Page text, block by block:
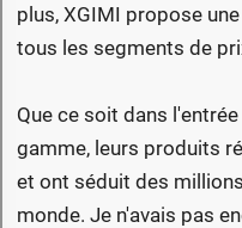
plus, XGIMI propose
tous les segments de
Que ce soit dans
gamme, leurs produits
et ont séduit des
monde. Je n'avais pas